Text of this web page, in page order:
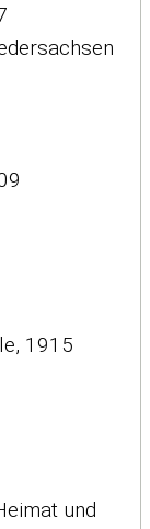
1915
und